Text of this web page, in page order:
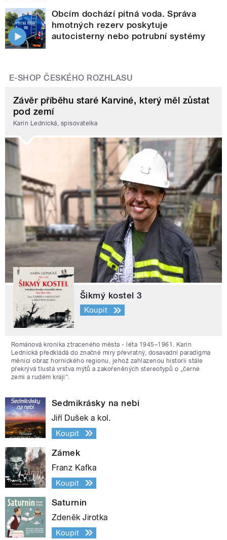
Obcím dochází pitná voda. Správa
hmotných rezerv poskytuje
autocisterny nebo potrubní systémy
E-SHOP ČESKÉHO ROZHLASU
Závěr příběhu staré Karviné, který měl zůstat
pod zemí
Karin Lednická, spisovatelka
Šikmý kostel 3
Koupit
Románová kronika ztraceného města - léta 1945–1961. Karin
Lednická předkládá do značné míry převratný, dosavadní paradigma
měnící obraz hornického regionu, jehož zahlazenou historii stále
překrývá tlustá vrstva mýtů a zakořeněných stereotypů o „černé
zemi a rudém kraji“.
Sedmikrásky na nebi
Jiří Dušek a kol.
Koupit
Zámek
Franz Kafka
Koupit
Saturnin
Zdeněk Jirotka
Koupit